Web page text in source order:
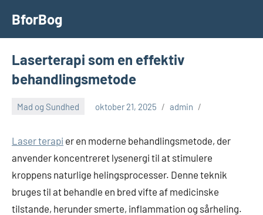
indhold
BforBog
Laserterapi som en effektiv
behandlingsmetode
Mad og Sundhed oktober 21, 2025 admin
Laser terapi er en moderne behandlingsmetode, der
anvender koncentreret lysenergi til at stimulere
kroppens naturlige helingsprocesser. Denne teknik
bruges til at behandle en bred vifte af medicinske
tilstande, herunder smerte, inflammation og sårheling.